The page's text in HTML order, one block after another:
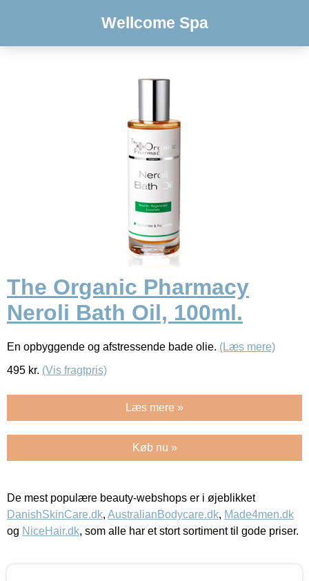
Wellcome Spa
The Organic Pharmacy
Neroli Bath Oil, 100ml.
En opbyggende og afstressende bade olie. (Læs mere)
495 kr. (Vis fragtpris)
Læs mere »
Køb nu »
De mest populære beauty-webshops er i øjeblikket
DanishSkinCare.dk, AustralianBodycare.dk, Made4men.dk
og NiceHair.dk, som alle har et stort sortiment til gode priser.